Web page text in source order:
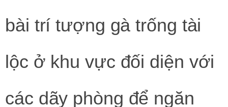
bài trí tượng gà trống tài
lộc ở khu vực đối diện với
các dãy phòng để ngăn